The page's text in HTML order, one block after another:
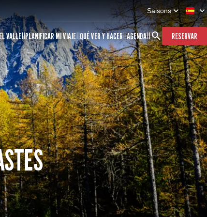
Saisons
VALLE PLANIFICAR MI VIAJE QUÉ VER Y HACER AGENDA RESERVAR